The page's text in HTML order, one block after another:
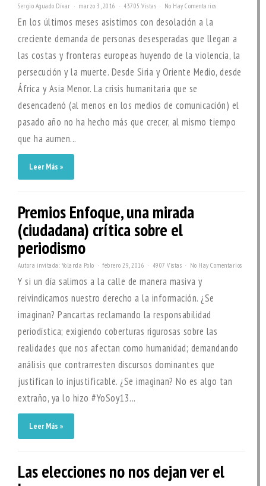
Sergio Aguado Dívar marzo 3, 2016 43705 Vistas No Hay Comentarios
En los últimos meses asistimos con desolación a la
creciente demanda de personas desesperadas que llegan a
las costas y fronteras europeas huyendo de la violencia, la
persecución y la muerte. Desde Siria y Oriente Medio, desde
África y Asia Menor. La crisis humanitaria que se
desencadenó (al menos en los medios de comunicación) el
pasado año no ha hecho más que crecer, al mismo tiempo
que ha aumen...
Leer Más »
Premios Enfoque, una mirada
(ciudadana) crítica sobre el
periodismo
Autora invitada: Yolanda Polo febrero 29, 2016 4907 Vistas No Hay Comentarios
Y si un día salimos a la calle de manera masiva y
reivindicamos nuestro derecho a la información. ¿Se
imaginan? Pancartas reclamando la responsabilidad
periodística; exigiendo coberturas rigurosas sobre las
realidades que nos afectan como humanidad; demandando
análisis que contrarresten discursos dominantes que
justifican lo injustificable. ¿Se imaginan? No es algo tan
extraño, ya lo hizo #YoSoy13...
Leer Más »
Las elecciones no nos dejan ver el